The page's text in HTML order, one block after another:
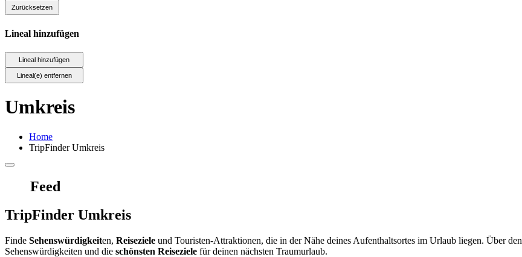
Lineal hinzufügen
Umkreis
Home
TripFinder Umkreis
Feed
TripFinder Umkreis
Finde Sehenswürdigkeiten, Reiseziele und Touristen-Attraktionen, die in der Nähe deines Aufenthaltsortes im Urlaub liegen. Über den
Sehenswürdigkeiten und die schönsten Reiseziele für deinen nächsten Traumurlaub.